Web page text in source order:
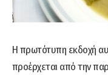
Η πρωτότυπη εκδοχή
προέρχεται από την